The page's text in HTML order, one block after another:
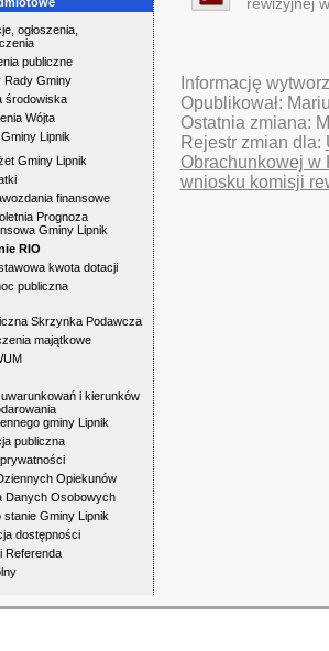
ogłoszenia,
publiczne
Rady Gminy
środowiska
Wójta
Lipnik
Gminy Lipnik
finansowe
Prognoza
Gminy Lipnik
RIO
kwota dotacji
publiczna
Skrzynka Podawcza
majątkowe
i kierunków
gminy Lipnik
publiczna
Opiekunów
Danych Osobowych
stanie Gminy Lipnik
dostępności
Referenda
Informację
Opublikował:
Ostatnia zmiana:
Rejestr zmian dla:
Obrachunkowej w
wniosku komisji